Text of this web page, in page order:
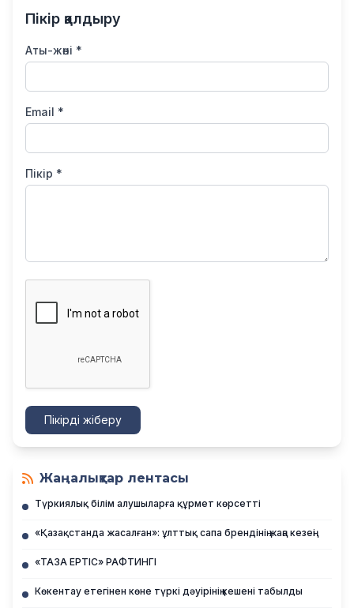
Пікір қалдыру
Аты-жөні *
Email *
Пікір *
Пікірді жіберу
Жаңалықтар лентасы
Түркиялық білім алушыларға құрмет көрсетті
«Қазақстанда жасалған»: ұлттық сапа брендінің жаңа кезеңі
«ТАЗА ЕРТІС» РАФТИНГІ
Көкентау етегінен көне түркі дәуірінің кешені табылды